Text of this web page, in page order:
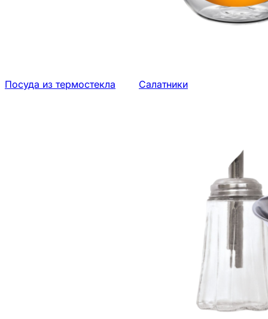
Посуда из термостекла Салатники